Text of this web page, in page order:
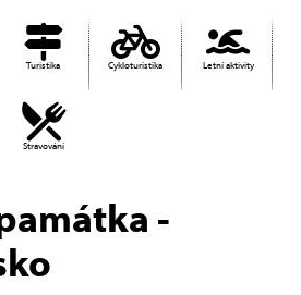
Turistika Cykloturistika Letní aktivity
Stravování
-